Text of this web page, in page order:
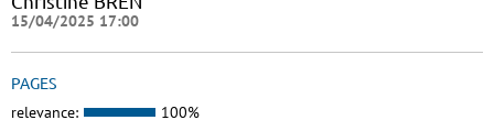
15/04/2025 17:00
PAGES
relevance: 100%